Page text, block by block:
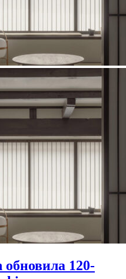
120-